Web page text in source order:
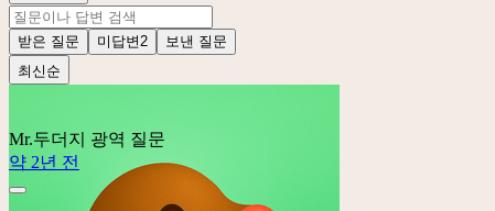
받은 질문 미답변 2
보낸 질문
최신순
Mr.두더지
광역 질문
약 2년 전